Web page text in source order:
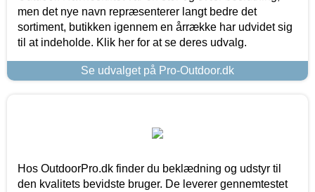
men det nye navn repræsenterer langt bedre det
sortiment, butikken igennem en årrække har udvidet sig
til at indeholde. Klik her for at se deres udvalg.
Se udvalget på Pro-Outdoor.dk
Hos OutdoorPro.dk finder du beklædning og udstyr til
den kvalitets bevidste bruger. De leverer gennemtestet